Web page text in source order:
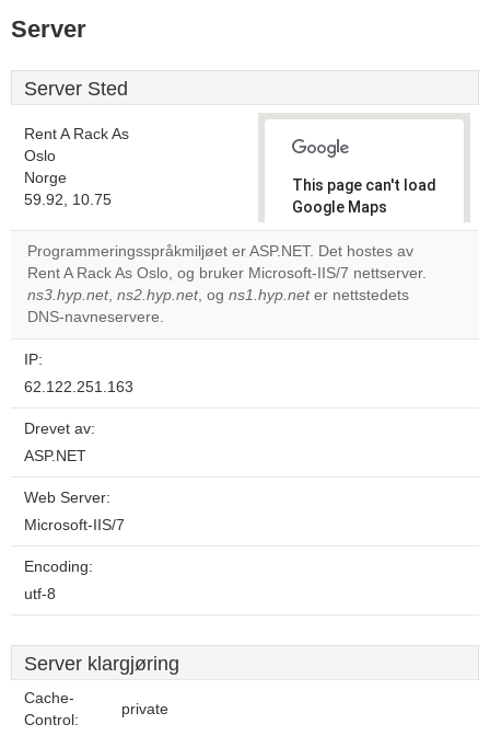
Server
Server Sted
Rent A Rack As
Oslo
Norge
59.92, 10.75
This page can't load
Google Maps
correctly.
Do you
own this
Programmeringsspråkmiljøet er ASP.NET. Det hostes av
Rent A Rack As Oslo, og bruker Microsoft-IIS/7 nettserver.
ns3.hyp.net, ns2.hyp.net, og ns1.hyp.neter nettstedets
DNS-navneservere.
IP:
62.122.251.163
Drevet av:
ASP.NET
Web Server:
Microsoft-IIS/7
Encoding:
utf-8
Server klargjøring
Cache-
Control:
private